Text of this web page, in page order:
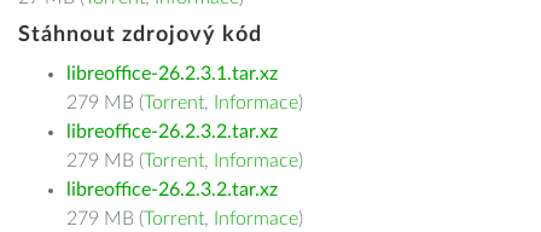
Stáhnout zdrojový kód
libreoffice-26.2.3.1.tar.xz
279 MB (Torrent, Informace)
libreoffice-26.2.3.2.tar.xz
279 MB (Torrent, Informace)
libreoffice-26.2.3.2.tar.xz
279 MB (Torrent, Informace)